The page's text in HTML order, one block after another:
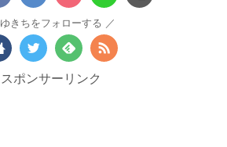
ゆきちをフォローする
スポンサーリンク